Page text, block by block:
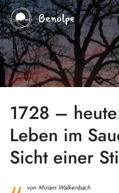
1728 –
Leben im
Sicht einer
von Miriam Walkenbach